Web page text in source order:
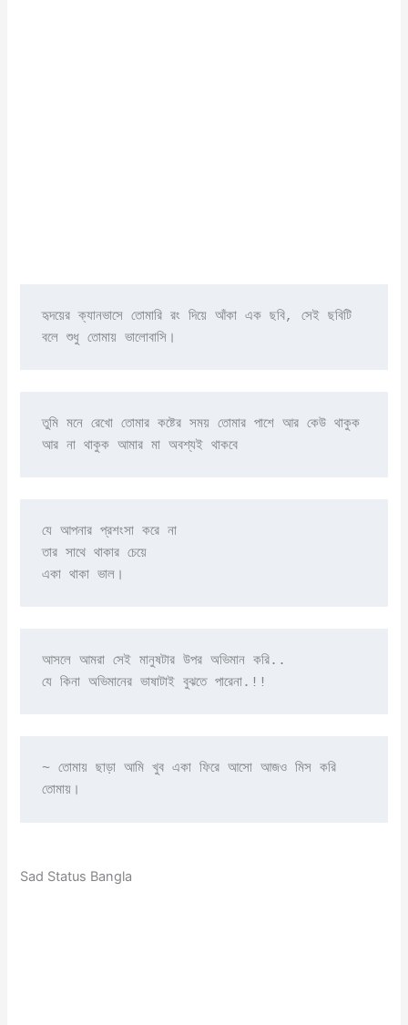
হৃদয়ের ক্যানভাসে তোমারি রং দিয়ে আঁকা এক ছবি, সেই ছবিটি
বলে শুধু তোমায় ভালোবাসি।
তুমি মনে রেখো তোমার কষ্টের সময় তোমার পাশে আর কেউ থাকুক
আর না থাকুক আমার মা অবশ্যই থাকবে
যে আপনার প্রশংসা করে না
তার সাথে থাকার চেয়ে
একা থাকা ভাল।
আসলে আমরা সেই মানুষটার উপর অভিমান করি..
যে কিনা অভিমানের ভাষাটাই বুঝতে পারেনা.!!
~ তোমায় ছাড়া আমি খুব একা ফিরে আসো আজও মিস করি
তোমায়।
Sad Status Bangla